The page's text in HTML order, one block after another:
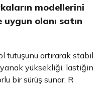
modellerini
olanı satın
tutuşunu artırarak stabil
yüksekliği, lastiğin
bir sürüş sunar. R